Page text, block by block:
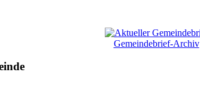
Gemeindebrief-Archiv